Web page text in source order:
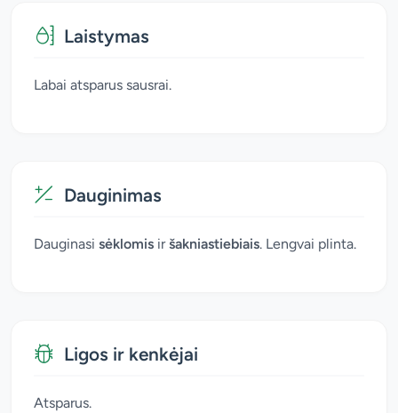
Laistymas
Labai atsparus sausrai.
Dauginimas
Dauginasi sėklomis iršakniastiebiais. Lengvai plinta.
Ligos ir kenkėjai
Atsparus.